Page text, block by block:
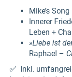
Mike’s Song
Innerer
Leben +
»Liebe ist
Raphael –
✅ Inkl.